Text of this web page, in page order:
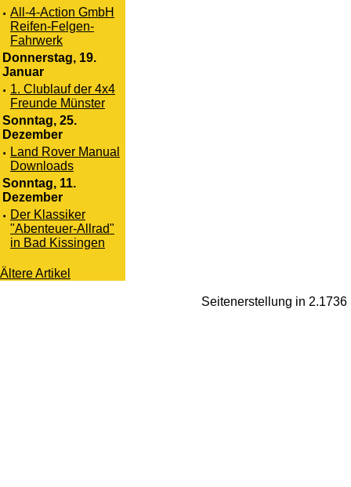
· All-4-Action GmbH
Reifen-Felgen-
Fahrwerk
Donnerstag, 19.
Januar
· 1. Clublauf der 4x4
Freunde Münster
Sonntag, 25.
Dezember
· Land Rover Manual
Downloads
Sonntag, 11.
Dezember
· Der Klassiker
"Abenteuer-Allrad"
in Bad Kissingen
Ältere Artikel
Seitenerstellung in